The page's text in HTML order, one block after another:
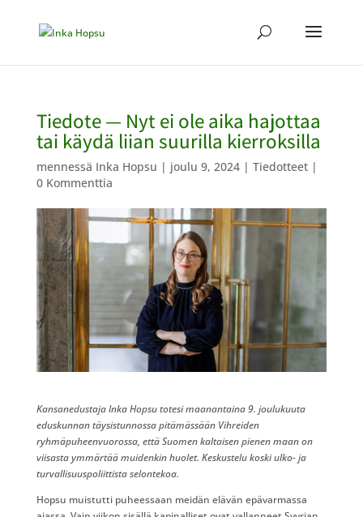
Tiedote — Nyt ei ole aika hajottaa
tai käydä liian suurilla kierroksilla
mennessä Inka Hopsu | joulu 9, 2024| Tiedotteet|
0 Kommenttia
Kansanedustaja Inka Hopsu totesi maanantaina 9. joulukuuta
eduskunnan täysistunnossa pitämässään Vihreiden
ryhmäpuheenvuorossa, että Suomen kaltaisen pienen maan on
viisasta ymmärtää muidenkin huolet. Keskustelu koski ulko- ja
turvallisuuspoliittista selontekoa.
Hopsu muistutti puheessaan meidän elävän epävarmassa